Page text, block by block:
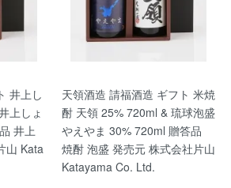
井上し
上しょ
井上
山 Kata
天領酒造 請福酒造 ギフト 米焼
酎 天領 25% 720ml & 琉球泡盛
やえやま 30% 720ml 贈答品
焼酎 泡盛 発売元 株式会社片山
Katayama Co. Ltd.